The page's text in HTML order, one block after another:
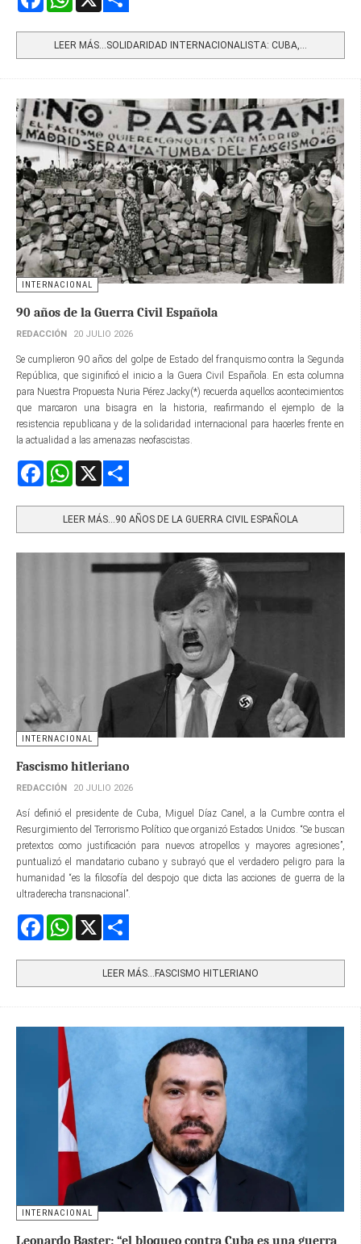
LEER MÁS…SOLIDARIDAD INTERNACIONALISTA: CUBA,...
INTERNACIONAL
90 años de la Guerra Civil Española
REDACCIÓN 20 JULIO 2026
Se cumplieron 90 años del golpe de Estado del franquismo contra la Segunda
República, que siginificó el inicio a la Guera Civil Española. En esta columna
para Nuestra Propuesta Nuria Pérez Jacky(*) recuerda aquellos acontecimientos
que marcaron una bisagra en la historia, reafirmando el ejemplo de la
resistencia republicana y de la solidaridad internacional para hacerles frente en
la actualidad a las amenazas neofascistas.
FacebookWhatsApp
LEER MÁS…90 AÑOS DE LA GUERRA CIVIL ESPAÑOLA
INTERNACIONAL
Fascismo hitleriano
REDACCIÓN 20 JULIO 2026
Así definió el presidente de Cuba, Miguel Díaz Canel, a la Cumbre contra el
Resurgimiento del Terrorismo Político que organizó Estados Unidos. “Se buscan
pretextos como justificación para nuevos atropellos y mayores agresiones”,
puntualizó el mandatario cubano y subrayó que el verdadero peligro para la
humanidad “es la filosofía del despojo que dicta las acciones de guerra de la
ultraderecha transnacional”.
FacebookWhatsApp
LEER MÁS…FASCISMO HITLERIANO
INTERNACIONAL
Leonardo Baster: “el bloqueo contra Cuba es una guerra